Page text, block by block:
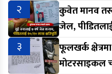
२
कुवेत मानव
जेल,
३
फूलखर्क
मोटरसाइकल